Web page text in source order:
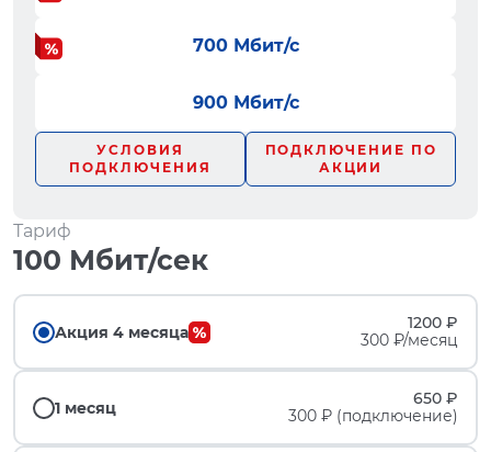
700 Мбит/с
900 Мбит/с
УСЛОВИЯ
ПОДКЛЮЧЕНИЯ
ПОДКЛЮЧЕНИЕ ПО
АКЦИИ
Тариф
100 Мбит/сек
Акция 4 месяца
1200 ₽
300 ₽/месяц
1 месяц
650 ₽
300 ₽ (подключение)